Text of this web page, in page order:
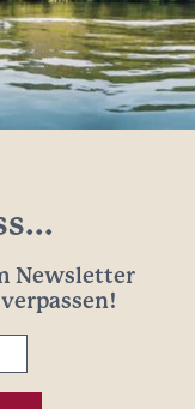
Newsletter